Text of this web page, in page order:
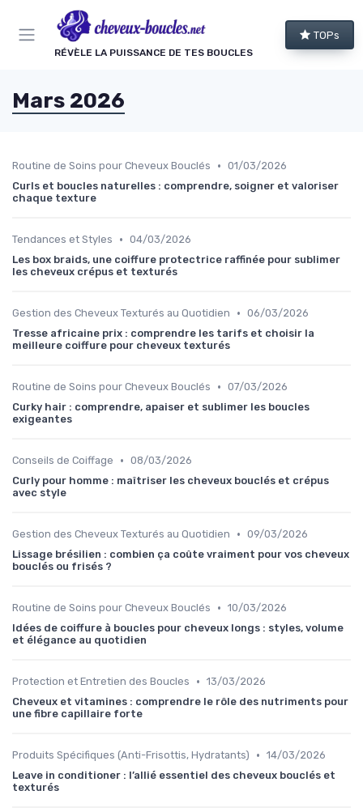
RÉVÈLE LA PUISSANCE DE TES BOUCLES
TOPs
Mars 2026
Routine de Soins pour Cheveux Bouclés • 01/03/2026
Curls et boucles naturelles : comprendre, soigner et valoriser
chaque texture
Tendances et Styles • 04/03/2026
Les box braids, une coiffure protectrice raffinée pour sublimer
les cheveux crépus et texturés
Gestion des Cheveux Texturés au Quotidien • 06/03/2026
Tresse africaine prix : comprendre les tarifs et choisir la
meilleure coiffure pour cheveux texturés
Routine de Soins pour Cheveux Bouclés • 07/03/2026
Curky hair : comprendre, apaiser et sublimer les boucles
exigeantes
Conseils de Coiffage • 08/03/2026
Curly pour homme : maîtriser les cheveux bouclés et crépus
avec style
Gestion des Cheveux Texturés au Quotidien • 09/03/2026
Lissage brésilien : combien ça coûte vraiment pour vos cheveux
bouclés ou frisés ?
Routine de Soins pour Cheveux Bouclés • 10/03/2026
Idées de coiffure à boucles pour cheveux longs : styles, volume
et élégance au quotidien
Protection et Entretien des Boucles • 13/03/2026
Cheveux et vitamines : comprendre le rôle des nutriments pour
une fibre capillaire forte
Produits Spécifiques (Anti-Frisottis, Hydratants) • 14/03/2026
Leave in conditioner : l’allié essentiel des cheveux bouclés et
texturés
Panneau de gestion des cookies